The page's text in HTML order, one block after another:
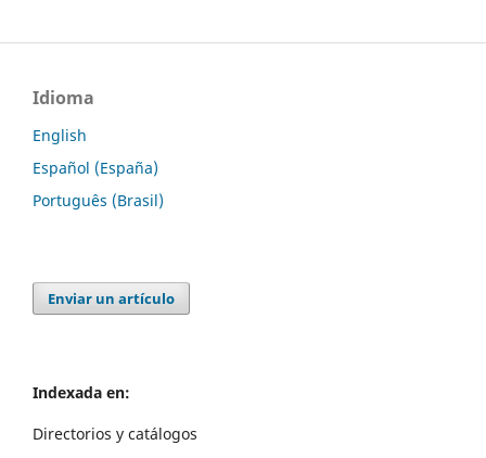
Idioma
English
Español (España)
Português (Brasil)
Enviar un artículo
Indexada en:
Directorios y catálogos